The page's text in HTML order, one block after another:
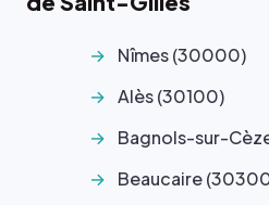
Nîmes (30000)
Alès (30100)
Bagnols-sur-
Beaucaire